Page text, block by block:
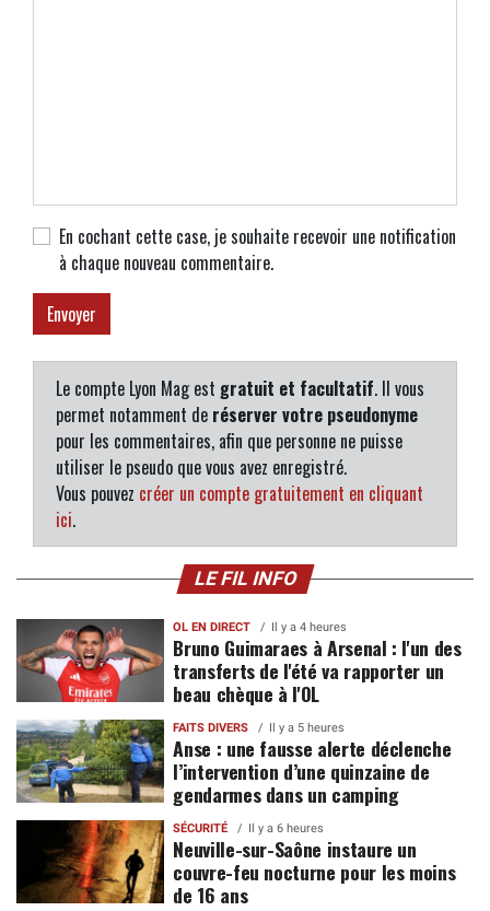
En cochant cette case, je souhaite recevoir une notification
à chaque nouveau commentaire.
Le compte Lyon Mag est gratuit et facultatif. Il vous
permet notamment de réserver votre pseudonyme
pour les commentaires, afin que personne ne puisse
utiliser le pseudo que vous avez enregistré.
Vous pouvez créer un compte gratuitement en cliquant
ici.
LE FIL INFO
OL EN DIRECT Il y a 4 heures
Bruno Guimaraes à Arsenal : l'un des
transferts de l'été va rapporter un
beau chèque à l'OL
FAITS DIVERS Il y a 5 heures
Anse : une fausse alerte déclenche
l’intervention d’une quinzaine de
gendarmes dans un camping
SÉCURITÉ Il y a 6 heures
Neuville-sur-Saône instaure un
couvre-feu nocturne pour les moins
de 16 ans